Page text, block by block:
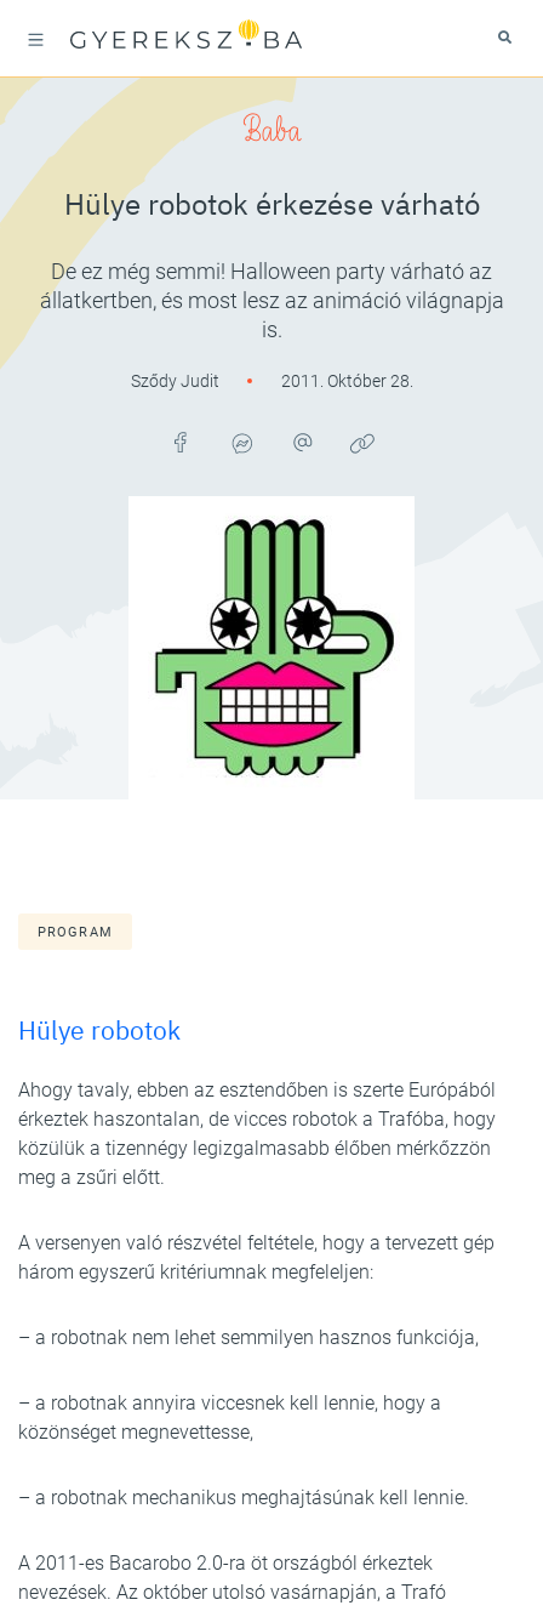
Baba
Hülye robotok érkezése várható
De ez még semmi! Halloween party várható az
állatkertben, és most lesz az animáció világnapja
is.
Sződy Judit 2011. Október 28.
PROGRAM
Hülye robotok
Ahogy tavaly, ebben az esztendőben is szerte Európából
érkeztek haszontalan, de vicces robotok a Trafóba, hogy
közülük a tizennégy legizgalmasabb élőben mérkőzzön
meg a zsűri előtt.
A versenyen való részvétel feltétele, hogy a tervezett gép
három egyszerű kritériumnak megfeleljen:
– a robotnak nem lehet semmilyen hasznos funkciója,
– a robotnak annyira viccesnek kell lennie, hogy a
közönséget megnevettesse,
– a robotnak mechanikus meghajtásúnak kell lennie.
A 2011-es Bacarobo 2.0-ra öt országból érkeztek
nevezések. Az október utolsó vasárnapján, a Trafó